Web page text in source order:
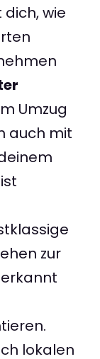
wie
Umzug
auch mit
zur
lokalen